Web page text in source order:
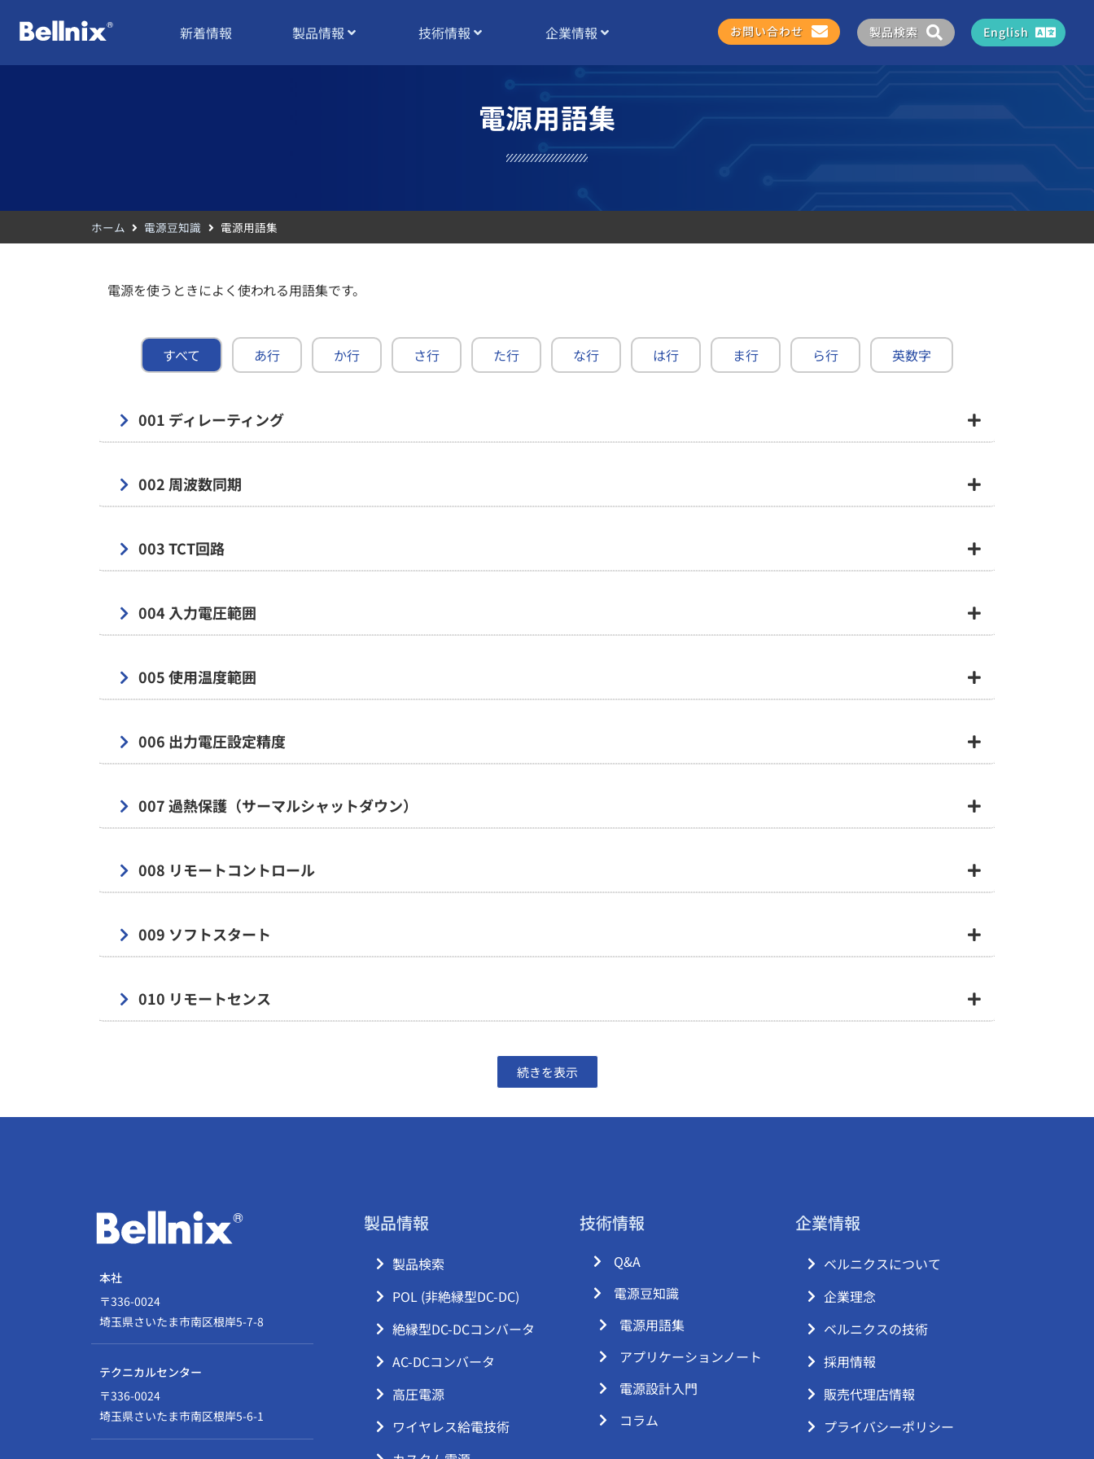
新着情報 製品情報 技術情報 企業情報 お問い合わせ 製品検索 English
電源用語集
ホーム 電源豆知識 電源用語集
電源を使うときによく使われる用語集です。
すべて あ行 か行 さ行 た行 な行 は行 ま行 ら行 英数字
001 ディレーティング
002 周波数同期
003 TCT回路
004 入力電圧範囲
005 使用温度範囲
006 出力電圧設定精度
007 過熱保護（サーマルシャットダウン）
008 リモートコントロール
009 ソフトスタート
010 リモートセンス
続きを表示
本社
〒336-0024
埼玉県さいたま市南区根岸5-7-8
テクニカルセンター
〒336-0024
埼玉県さいたま市南区根岸5-6-1
製品情報
製品検索
POL (非絶縁型DC-DC)
絶縁型DC-DCコンバータ
AC-DCコンバータ
高圧電源
ワイヤレス給電技術
技術情報
Q&A
電源豆知識
電源用語集
アプリケーションノート
電源設計入門
コラム
企業情報
ベルニクスについて
企業理念
ベルニクスの技術
採用情報
販売代理店情報
プライバシーポリシー